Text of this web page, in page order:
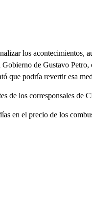
los acontecimientos,
de Gustavo
que podría revertir esa
de los corresponsales de
en el precio de los